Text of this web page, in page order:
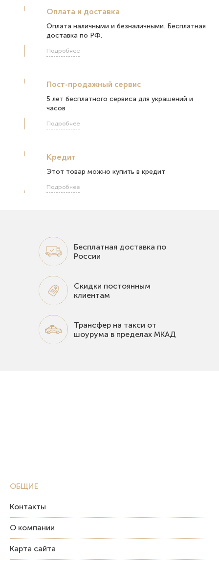
Оплата и доставка
Оплата наличными и безналичными. Бесплатная
доставка по РФ.
Подробнее
Пост-продажный сервис
5 лет бесплатного сервиса для украшений и
часов
Подробнее
Кредит
Этот товар можно купить в кредит
Подробнее
Бесплатная доставка по
России
Скидки постоянным
клиентам
Трансфер на такси от
шоурума в пределах МКАД
ОБЩИЕ
Контакты
О компании
Карта сайта